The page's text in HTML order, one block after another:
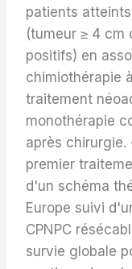
patients
(tumeur ≥ 4 cm
positifs) en
chimiothérapie
traitement
monothérapie
après chirurgie.
premier
d'un schéma
Europe suivi
CPNPC
survie globale